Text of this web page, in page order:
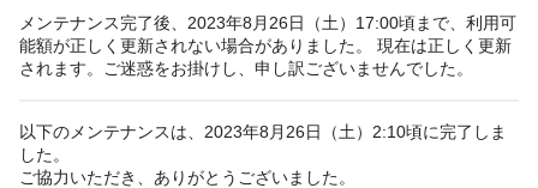
メンテナンス完了後、2023年8月26日（土）17:00頃まで、利用可
能額が正しく更新されない場合がありました。 現在は正しく更新
されます。ご迷惑をお掛けし、申し訳ございませんでした。
以下のメンテナンスは、2023年8月26日（土）2:10頃に完了しま
した。
ご協力いただき、ありがとうございました。